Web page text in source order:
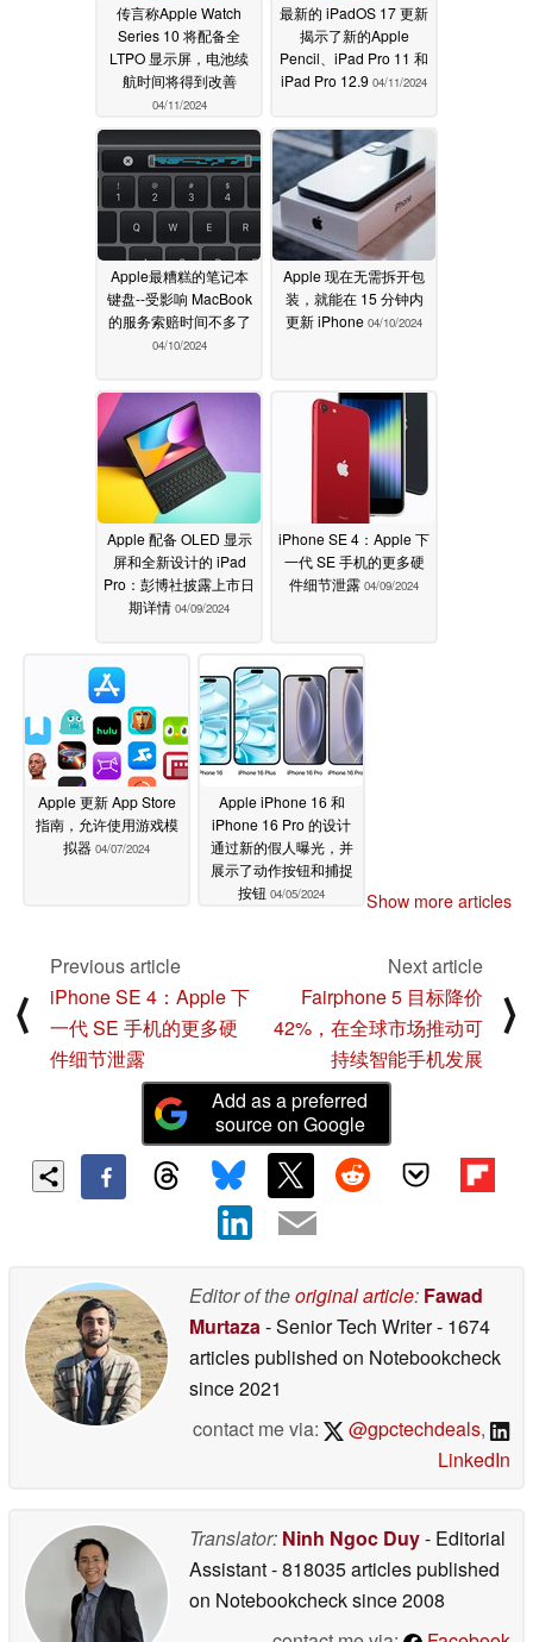
传言称Apple Watch
Series 10 将配备全
LTPO 显示屏，电池续
航时间将得到改善
04/11/2024
最新的 iPadOS 17 更新
揭示了新的Apple
Pencil、iPad Pro 11 和
iPad Pro 12.9 04/11/2024
Apple最糟糕的笔记本
键盘--受影响 MacBook
的服务索赔时间不多了
04/10/2024
Apple 现在无需拆开包
装，就能在 15 分钟内
更新 iPhone 04/10/2024
Apple 配备 OLED 显示
屏和全新设计的 iPad
Pro：彭博社披露上市日
期详情 04/09/2024
iPhone SE 4：Apple 下
一代 SE 手机的更多硬
件细节泄露 04/09/2024
Apple 更新 App Store
指南，允许使用游戏模
拟器 04/07/2024
Apple iPhone 16 和
iPhone 16 Pro 的设计
通过新的假人曝光，并
展示了动作按钮和捕捉
按钮 04/05/2024 Show more articles
⟨
Previous article
iPhone SE 4：Apple 下
一代 SE 手机的更多硬
件细节泄露
Next article
Fairphone 5 目标降价
42%，在全球市场推动可
持续智能手机发展
⟩
Add as a preferred
source on Google
Editor of theoriginal article: Fawad
Murtaza- Senior Tech Writer- 1674
articles published on Notebookcheck
since 2021
contact me via:
@gpctechdeals,
LinkedIn
Translator: Ninh Ngoc Duy- Editorial
Assistant- 818035 articles published
on Notebookchecksince 2008